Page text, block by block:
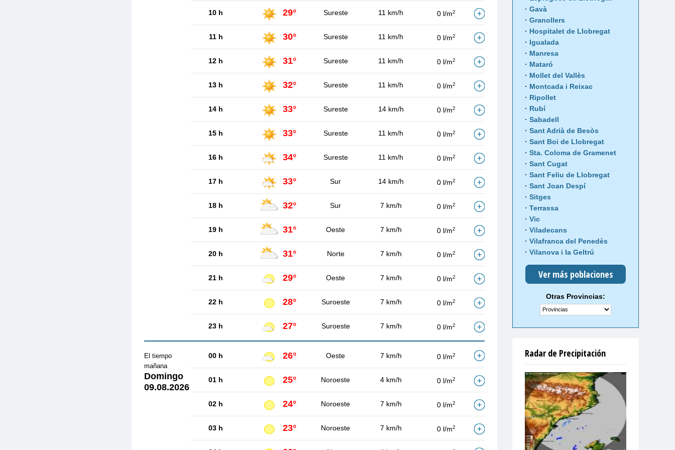
10 h 29° Sureste 11 km/h 0 l/m2
11 h 30° Sureste 11 km/h 0 l/m2
12 h 31° Sureste 11 km/h 0 l/m2
13 h 32° Sureste 11 km/h 0 l/m2
14 h 33° Sureste 14 km/h 0 l/m2
15 h 33° Sureste 11 km/h 0 l/m2
16 h 34° Sureste 11 km/h 0 l/m2
17 h 33° Sur 14 km/h 0 l/m2
18 h 32° Sur 7 km/h 0 l/m2
19 h 31° Oeste 7 km/h 0 l/m2
20 h 31° Norte 7 km/h 0 l/m2
21 h 29° Oeste 7 km/h 0 l/m2
22 h 28° Suroeste 7 km/h 0 l/m2
23 h 27° Suroeste 7 km/h 0 l/m2
El tiempo
mañana
Domingo
09.08.2026
00 h 26° Oeste 7 km/h 0 l/m2
01 h 25° Noroeste 4 km/h 0 l/m2
02 h 24° Noroeste 7 km/h 0 l/m2
03 h 23° Noroeste 7 km/h 0 l/m2
Gavà
Granollers
Hospitalet de Llobregat
Igualada
Manresa
Mataró
Mollet del Vallès
Montcada i Reixac
Ripollet
Rubí
Sabadell
Sant Adrià de Besòs
Sant Boi de Llobregat
Sta. Coloma de Gramenet
Sant Cugat
Sant Feliu de Llobregat
Sant Joan Despí
Sitges
Terrassa
Vic
Viladecans
Vilafranca del Penedès
Vilanova i la Geltrú
Ver más poblaciones
Otras Provincias:
Radar de Precipitación